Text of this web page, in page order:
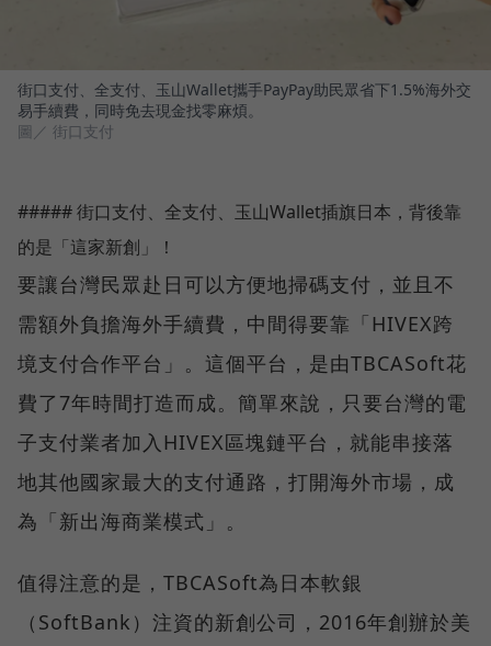
街口支付、全支付、玉山Wallet攜手PayPay助民眾省下1.5%海外交
易手續費，同時免去現金找零麻煩。
圖／ 街口支付
##### 街口支付、全支付、玉山Wallet插旗日本，背後靠
的是「這家新創」！
要讓台灣民眾赴日可以方便地掃碼支付，並且不
需額外負擔海外手續費，中間得要靠「HIVEX跨
境支付合作平台」。這個平台，是由TBCASoft花
費了7年時間打造而成。簡單來說，只要台灣的電
子支付業者加入HIVEX區塊鏈平台，就能串接落
地其他國家最大的支付通路，打開海外市場，成
為「新出海商業模式」。
值得注意的是，TBCASoft為日本軟銀
（SoftBank）注資的新創公司，2016年創辦於美